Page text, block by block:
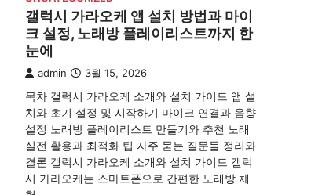
갤럭시 가라오케 앱 설치 방법과 마이
크 설정, 노래방 플레이리스트까지 한
눈에
admin 3월 15, 2026
목차 갤럭시 가라오케 소개와 설치 가이드 앱 설
치와 초기 설정 및 시작하기 마이크 연결과 음향
설정 노래방 플레이리스트 만들기와 추천 노래
실전 활용과 최적화 팁 자주 묻는 질문들 정리와
결론 갤럭시 가라오케 소개와 설치 가이드 갤럭
시 가라오케는 스마트폰으로 간편한 노래방 체